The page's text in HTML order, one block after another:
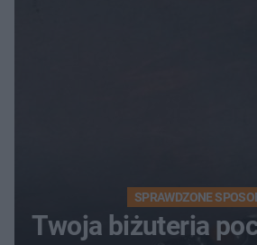
SPRAWDZONE
Twoja biżuteria